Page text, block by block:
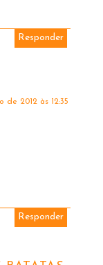
Responder
de 2012 às 12:35
Responder